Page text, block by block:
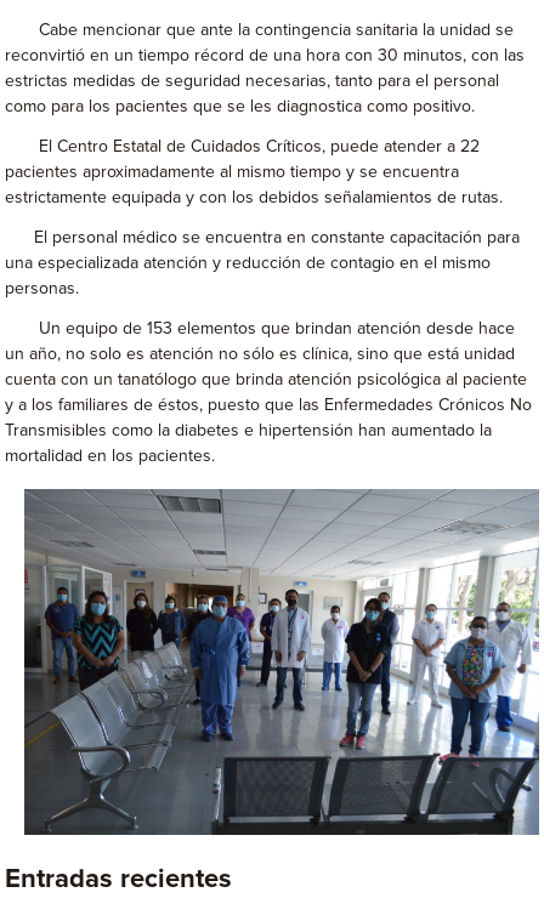
Cabe mencionar que ante la contingencia sanitaria la unidad se
reconvirtió en un tiempo récord de una hora con 30 minutos, con las
estrictas medidas de seguridad necesarias, tanto para el personal
como para los pacientes que se les diagnostica como positivo.
El Centro Estatal de Cuidados Críticos, puede atender a 22
pacientes aproximadamente al mismo tiempo y se encuentra
estrictamente equipada y con los debidos señalamientos de rutas.
El personal médico se encuentra en constante capacitación para
una especializada atención y reducción de contagio en el mismo
personas.
Un equipo de 153 elementos que brindan atención desde hace
un año, no solo es atención no sólo es clínica, sino que está unidad
cuenta con un tanatólogo que brinda atención psicológica al paciente
y a los familiares de éstos, puesto que las Enfermedades Crónicos No
Transmisibles como la diabetes e hipertensión han aumentado la
mortalidad en los pacientes.
Entradas recientes